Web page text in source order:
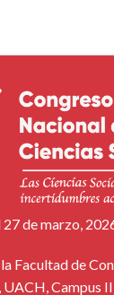
27 de marzo,
Facultad de
Campus